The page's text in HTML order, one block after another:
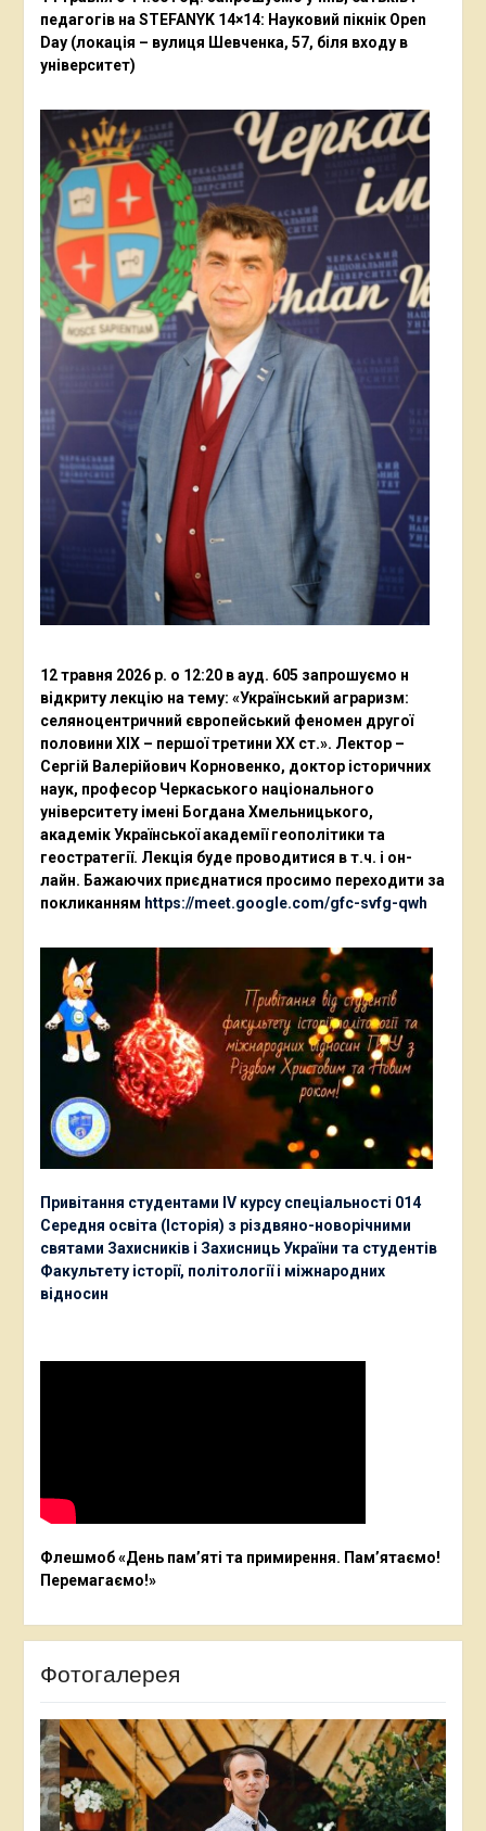
педагогів на STEFANYK 14×14: Науковий пікнік Open
Day (локація – вулиця Шевченка, 57, біля входу в
університет)
12 травня 2026 р. о 12:20 в ауд. 605 запрошуємо н
відкриту лекцію на тему: «Український аграризм:
селяноцентричний європейський феномен другої
половини ХІХ – першої третини ХХ ст.». Лектор –
Сергій Валерійович Корновенко, доктор історичних
наук, професор Черкаського національного
університету імені Богдана Хмельницького,
академік Української академії геополітики та
геостратегії. Лекція буде проводитися в т.ч. і он-
лайн. Бажаючих приєднатися просимо переходити за
покликанням https://meet.google.com/gfc-svfg-qwh
Привітання студентами ІV курсу спеціальності 014
Середня освіта (Історія) з різдвяно-новорічними
святами Захисників і Захисниць України та студентів
Факультету історії, політології і міжнародних
відносин
Флешмоб «День пам’яті та примирення. Пам’ятаємо!
Перемагаємо!»
Фотогалерея